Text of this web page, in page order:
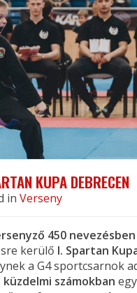
KUPA DEBRECEN
in Verseny
450 nevezésben
kerülő I. Spartan
a G4 sportcsarnok
számokban